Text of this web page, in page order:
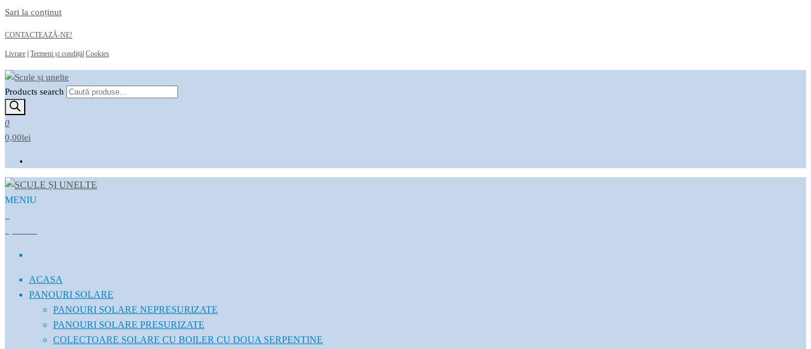
Sari la conținut
CONTACTEAZĂ-NE!
Livrare Termeni și condiții Cookies
Scule și unelte
Magazin online
Products search
0
0,00lei
MENIU
ACASA
PANOURI SOLARE
PANOURI SOLARE NEPRESURIZATE
PANOURI SOLARE PRESURIZATE
COLECTOARE SOLARE CU BOILER CU DOUA SERPENTINE